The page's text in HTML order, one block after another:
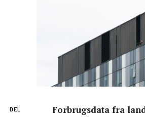
DEL
Forbrugsdata fra